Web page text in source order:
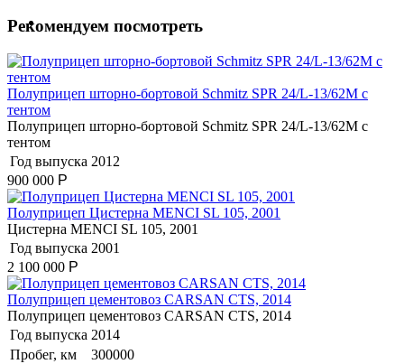
Спецтехника
Рекомендуем посмотреть
Полуприцеп шторно-бортовой Schmitz SPR 24/L-13/62M с
тентом
Полуприцеп шторно-бортовой Schmitz SPR 24/L-13/62M с
тентом
Год выпуска 2012
900 000 Р
Полуприцеп Цистерна MENCI SL 105, 2001
Цистерна MENCI SL 105, 2001
Год выпуска 2001
2 100 000 Р
Полуприцеп цементовоз СARSАN CТS, 2014
Полуприцеп цементовоз СARSАN CТS, 2014
Год выпуска 2014
Пробег, км
300000